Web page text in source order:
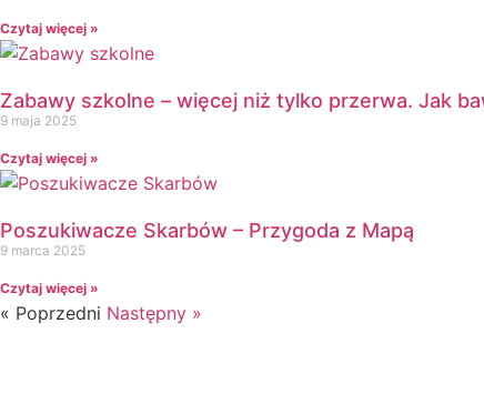
Czytaj więcej »
Zabawy szkolne – więcej niż tylko przerwa. Jak
9 maja 2025
Czytaj więcej »
Poszukiwacze Skarbów – Przygoda z Mapą
9 marca 2025
Czytaj więcej »
« Poprzedni Następny »